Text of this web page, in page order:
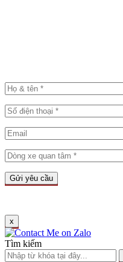
x
Tìm kiếm